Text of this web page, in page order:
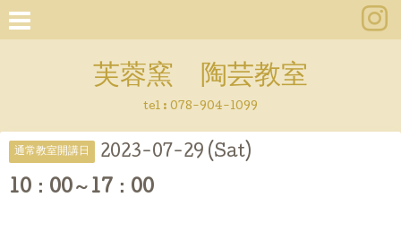
芙蓉窯 陶芸教室
tel : 078-904-1099
通常教室開講日 2023-07-29 (Sat)
10：00～17：00